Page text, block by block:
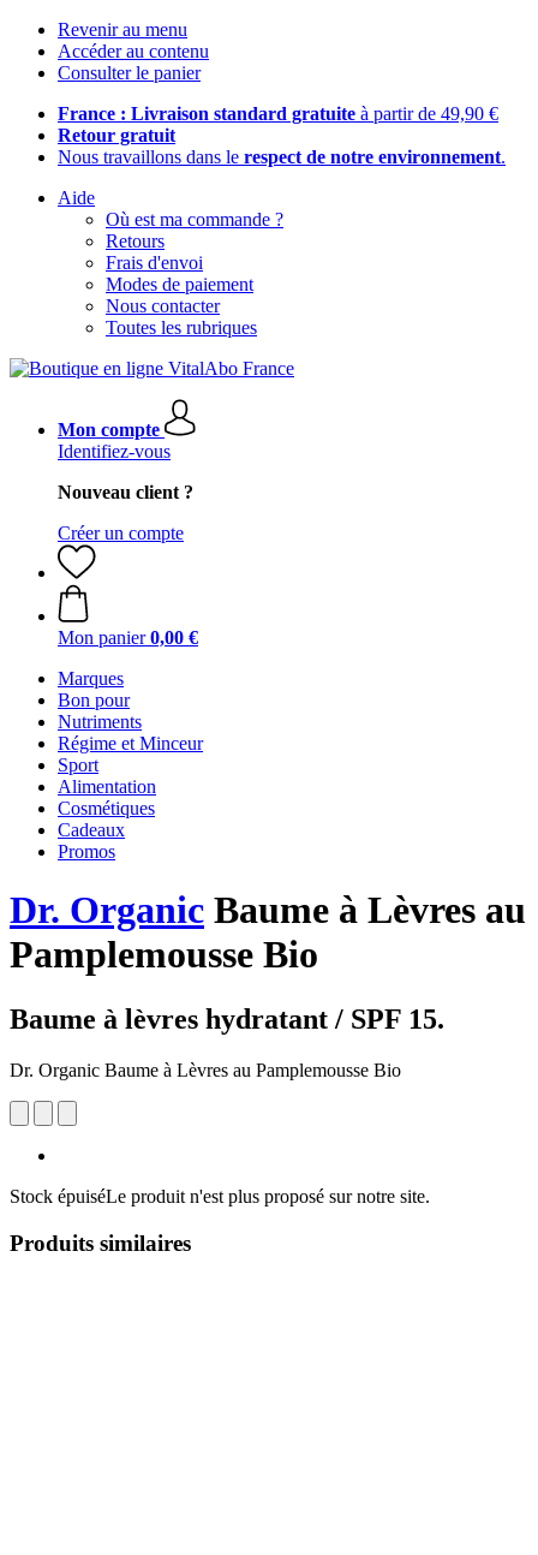
Revenir au menu
Accéder au contenu
Consulter le panier
France : Livraison standard gratuite à partir de 49,90 €
Retour gratuit
Nous travaillons dans le respect de notre environnement.
Aide
Où est ma commande ?
Retours
Frais d'envoi
Modes de paiement
Nous contacter
Toutes les rubriques
Mon compte
Identifiez-vous
Nouveau client ?
Créer un compte
Mon panier 0,00 €
Marques
Bon pour
Nutriments
Régime et Minceur
Sport
Alimentation
Cosmétiques
Cadeaux
Promos
Dr. Organic Baume à Lèvres au
Pamplemousse Bio
Baume à lèvres hydratant / SPF 15.
Dr. Organic Baume à Lèvres au Pamplemousse Bio
Stock épuiséLe produit n'est plus proposé sur notre site.
Produits similaires